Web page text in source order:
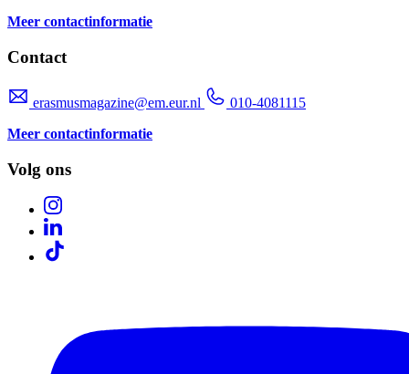
Meer contactinformatie
Contact
erasmusmagazine@em.eur.nl
010-4081115
Meer contactinformatie
Volg ons